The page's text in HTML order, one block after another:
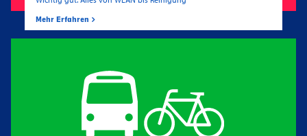
Mehr Erfahren